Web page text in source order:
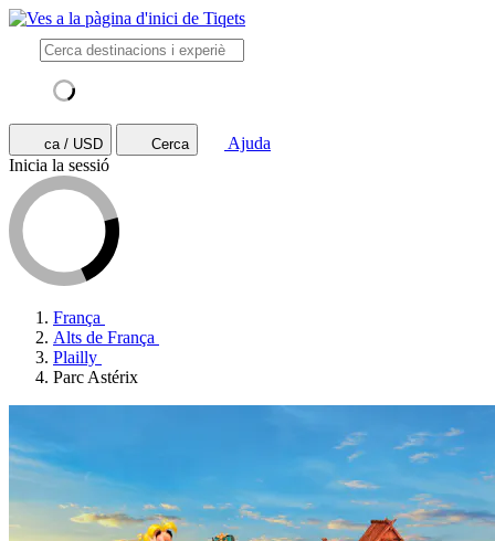
ca / USD Cerca
Ajuda
Inicia la sessió
França
Alts de França
Plailly
Parc Astérix